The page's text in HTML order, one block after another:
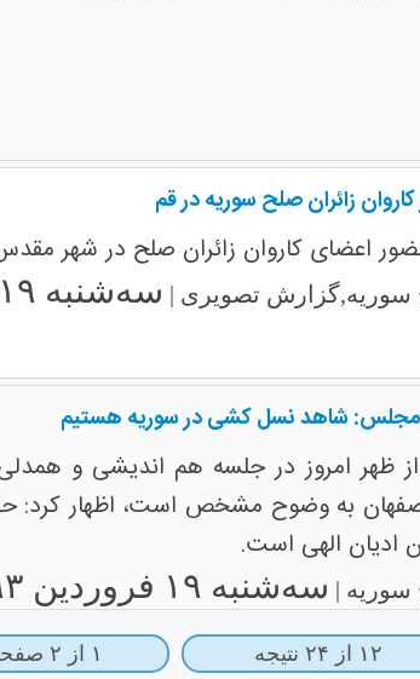
زائران صلح سوریه در قم
اعضای کاروان زائران صلح در شهر
سوریه,گزارش تصویری | سه‌شنبه ۱۹ فروردین ۱۳۹۳
در مجلس: شاهد نسل کشی در سوریه هستیم
از ظهر امروز در جلسه هم اندیشی و
به وضوح مشخص است، اظهار کرد:
ادیان الهی است.
سوریه | سه‌شنبه ۱۹ فروردین ۱۳۹۳
۱۲ از ۲۴ نتیجه ۱ از ۲ صفحه